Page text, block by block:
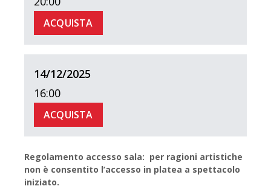
ACQUISTA
14/12/2025
16:00
ACQUISTA
Regolamento accesso sala: per ragioni artistiche
non è consentito l’accesso in platea a spettacolo
iniziato.